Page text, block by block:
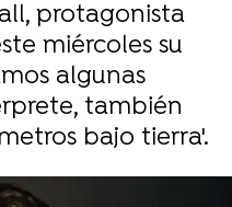
protagonista
miércoles su
algunas
también
bajo tierra'.